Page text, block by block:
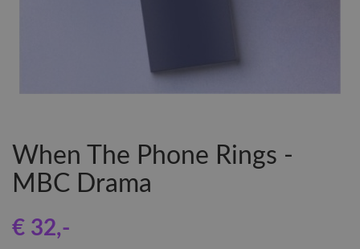
When The Phone Rings -
MBC Drama
€ 32,-